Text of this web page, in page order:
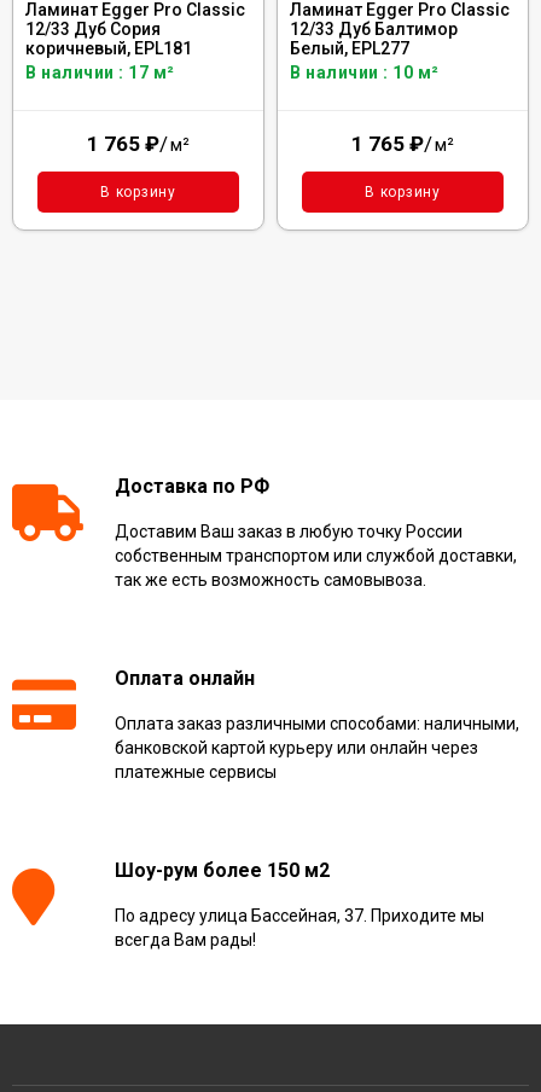
Ламинат Egger Pro Classic
12/33 Дуб Сория
коричневый, EPL181
В наличии : 17 м²
1 765 ₽/м²
В корзину
Ламинат Egger Pro Classic
12/33 Дуб Балтимор
Белый, EPL277
В наличии : 10 м²
1 765 ₽/м²
В корзину
Доставка по РФ
Доставим Ваш заказ в любую точку России
собственным транспортом или службой доставки,
так же есть возможность самовывоза.
Оплата онлайн
Оплата заказ различными способами: наличными,
банковской картой курьеру или онлайн через
платежные сервисы
Шоу-рум более 150 м2
По адресу улица Бассейная, 37. Приходите мы
всегда Вам рады!